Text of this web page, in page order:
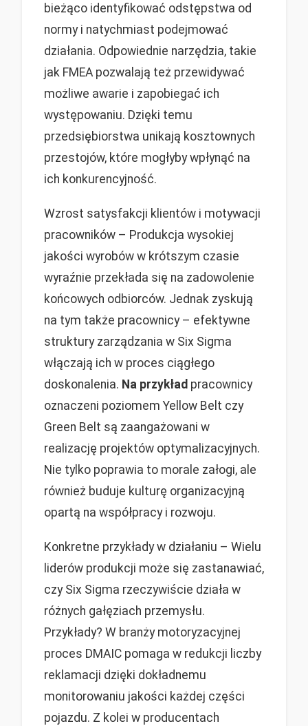
bieżąco identyfikować odstępstwa od
normy i natychmiast podejmować
działania. Odpowiednie narzędzia, takie
jak FMEA pozwalają też przewidywać
możliwe awarie i zapobiegać ich
występowaniu. Dzięki temu
przedsiębiorstwa unikają kosztownych
przestojów, które mogłyby wpłynąć na
ich konkurencyjność.
Wzrost satysfakcji klientów i motywacji
pracowników – Produkcja wysokiej
jakości wyrobów w krótszym czasie
wyraźnie przekłada się na zadowolenie
końcowych odbiorców. Jednak zyskują
na tym także pracownicy – efektywne
struktury zarządzania w Six Sigma
włączają ich w proces ciągłego
doskonalenia. Na przykład pracownicy
oznaczeni poziomem Yellow Belt czy
Green Belt są zaangażowani w
realizację projektów optymalizacyjnych.
Nie tylko poprawia to morale załogi, ale
również buduje kulturę organizacyjną
opartą na współpracy i rozwoju.
Konkretne przykłady w działaniu – Wielu
liderów produkcji może się zastanawiać,
czy Six Sigma rzeczywiście działa w
różnych gałęziach przemysłu.
Przykłady? W branży motoryzacyjnej
proces DMAIC pomaga w redukcji liczby
reklamacji dzięki dokładnemu
monitorowaniu jakości każdej części
pojazdu. Z kolei w producentach